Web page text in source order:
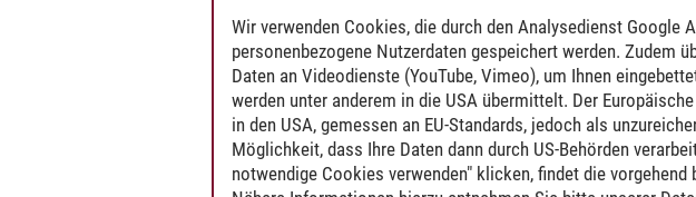
Wir verwenden Cookies, die durch den Analysedienst Google
personenbezogene Nutzerdaten gespeichert werden. Zudem
Daten an Videodienste (YouTube, Vimeo), um Ihnen
werden unter anderem in die USA übermittelt. Der
in den USA, gemessen an EU-Standards, jedoch als
Möglichkeit, dass Ihre Daten dann durch US-Behörden
notwendige Cookies verwenden" klicken, findet die